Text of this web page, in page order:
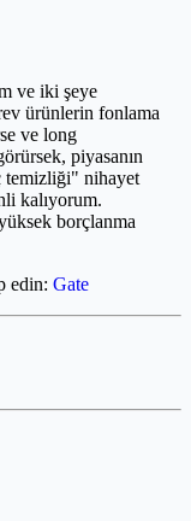
ve iki şeye
ürünlerin fonlama
ve long
piyasanın
temizliği" nihayet
kalıyorum.
borçlanma
edin: Gate